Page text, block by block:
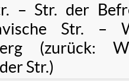
– Str. der
Str. –
(zurück:
Str.)